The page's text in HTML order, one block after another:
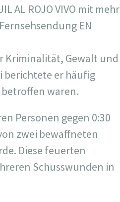
AL ROJO VIVO mit mehr
EN
Kriminalität, Gewalt und
berichtete er häufig
waren.
Personen gegen 0:30
zwei bewaffneten
Diese feuerten
Schusswunden in